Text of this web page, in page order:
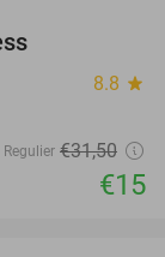
8.8 star
Regulier €31,50
€15